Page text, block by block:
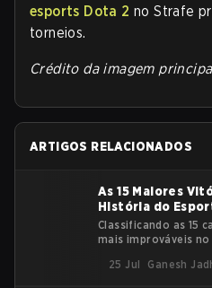
esports Dota 2 no Strafe
torneios.
Crédito da imagem
ARTIGOS RELACIONADOS
As 15 Maiores
História do
Classificando as 15
mais improváveis no
por vibes.
25 Jul Ganesh